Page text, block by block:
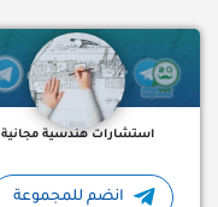
استشارات هندسية مجانية
انضم للمجموعة